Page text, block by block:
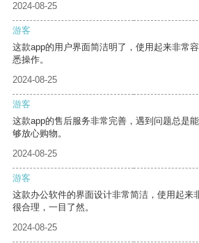
2024-08-25
游客
这款app的用户界面简洁明了，使用起来非常
悉操作。
2024-08-25
游客
这款app的售后服务非常完善，遇到问题总是
够放心购物。
2024-08-25
游客
这款办公软件的界面设计非常简洁，使用起来
很合理，一目了然。
2024-08-25